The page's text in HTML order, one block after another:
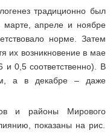
традиционно был
апреле и ноябре
норме. Затем
их возникновение в мае
и 0,5 соответственно). В
а в декабре – даже
и районы Мирового
показаны на рис.